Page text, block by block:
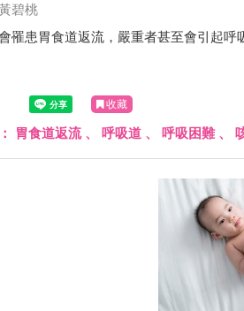
碧桃
罹患胃食道返流，嚴重者甚至會引起呼
收藏
胃食道返流、 呼吸道 、 呼吸困難、